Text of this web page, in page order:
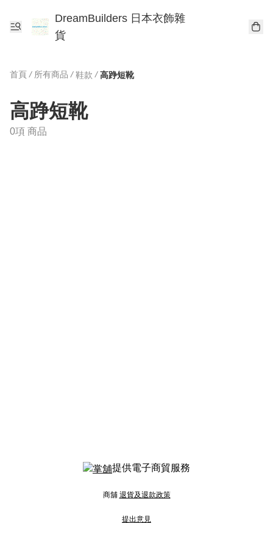
DreamBuilders 日本衣飾雜
貨
首頁 / 所有商品 / 鞋款 / 高踭短靴
高踭短靴
0項 商品
提供電子商貿服務
商舖 退貨及退款政策
提出意見